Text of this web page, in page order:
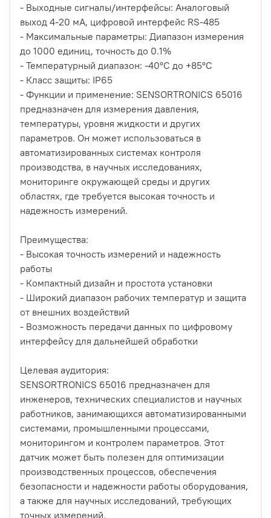
- Выходные сигналы/интерфейсы: Аналоговый
выход 4-20 мА, цифровой интерфейс RS-485
- Максимальные параметры: Диапазон измерения
до 1000 единиц, точность до 0.1%
- Температурный диапазон: -40°C до +85°C
- Класс защиты: IP65
- Функции и применение: SENSORTRONICS 65016
предназначен для измерения давления,
температуры, уровня жидкости и других
параметров. Он может использоваться в
автоматизированных системах контроля
производства, в научных исследованиях,
мониторинге окружающей среды и других
областях, где требуется высокая точность и
надежность измерений.
Преимущества:
- Высокая точность измерений и надежность
работы
- Компактный дизайн и простота установки
- Широкий диапазон рабочих температур и защита
от внешних воздействий
- Возможность передачи данных по цифровому
интерфейсу для дальнейшей обработки
Целевая аудитория:
SENSORTRONICS 65016 предназначен для
инженеров, технических специалистов и научных
работников, занимающихся автоматизированными
системами, промышленными процессами,
мониторингом и контролем параметров. Этот
датчик может быть полезен для оптимизации
производственных процессов, обеспечения
безопасности и надежности работы оборудования,
а также для научных исследований, требующих
точных измерений.